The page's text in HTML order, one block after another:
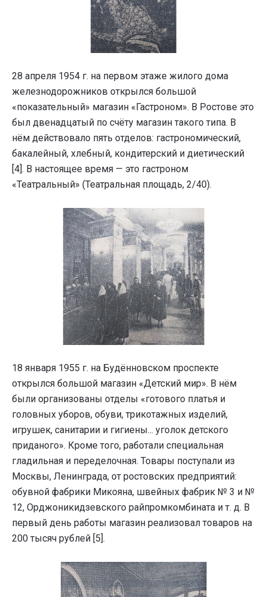
28 апреля 1954 г. на первом этаже жилого дома
железнодорожников открылся большой
«показательный» магазин «Гастроном». В Ростове это
был двенадцатый по счёту магазин такого типа. В
нём действовало пять отделов: гастрономический,
бакалейный, хлебный, кондитерский и диетический
[4]. В настоящее время — это гастроном
«Театральный» (Театральная площадь, 2/40).
18 января 1955 г. на Будённовском проспекте
открылся большой магазин «Детский мир». В нём
были организованы отделы «готового платья и
головных уборов, обуви, трикотажных изделий,
игрушек, санитарии и гигиены... уголок детского
приданого». Кроме того, работали специальная
гладильная и переделочная. Товары поступали из
Москвы, Ленинграда, от ростовских предприятий:
обувной фабрики Микояна, швейных фабрик № 3 и №
12, Орджоникидзевского райпромкомбината и т. д. В
первый день работы магазин реализовал товаров на
200 тысяч рублей [5].